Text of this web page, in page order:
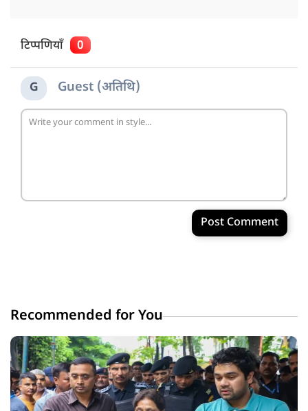
टिप्पणियाँ 0
G Guest (अतिथि)
Post Comment
Recommended for You